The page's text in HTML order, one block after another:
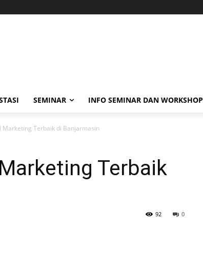
SEMINAR INFO SEMINAR DAN WORKSHOP
Marketing Terbaik di Banjarmasin
Terbaik
0
92